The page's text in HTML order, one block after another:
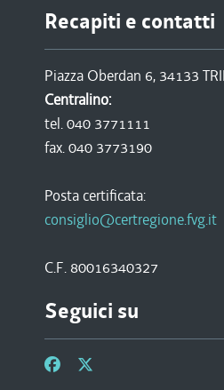
Recapiti e contatti
Piazza Oberdan 6, 34133
Centralino:
tel. 040 3771111
fax. 040 3773190
Posta certificata:
consiglio@certregione.fvg.it
C.F. 80016340327
Seguici su